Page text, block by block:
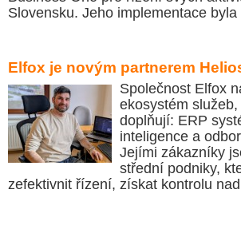
Slovensku. Jeho implementace byla
Elfox je novým partnerem
Společnost Elfox
ekosystém
doplňují: ERP
inteligence a
Jejími zákazníky
střední podniky,
zefektivnit řízení, získat kontrolu